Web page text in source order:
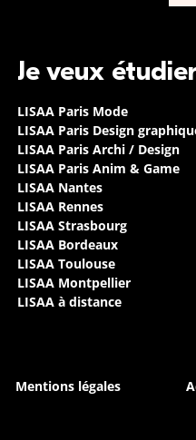
Je veux
LISAA Paris Mode
LISAA Paris Design
LISAA Paris Archi / Design
LISAA Paris Anim & Game
LISAA Nantes
LISAA Rennes
LISAA Strasbourg
LISAA Bordeaux
LISAA Toulouse
LISAA Montpellier
LISAA à distance
Mentions légales